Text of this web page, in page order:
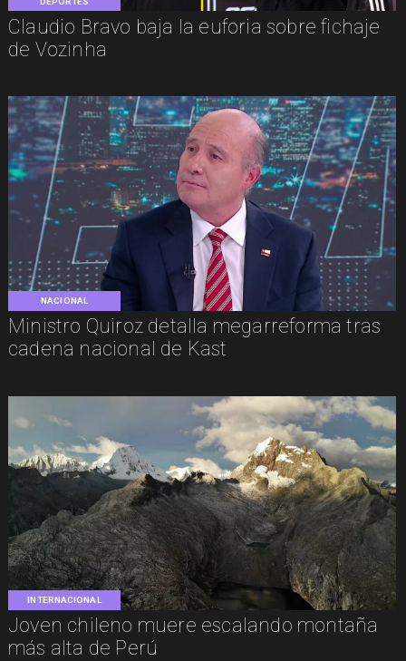
Claudio Bravo baja la euforia sobre fichaje
de Vozinha
NACIONAL
Ministro Quiroz detalla megarreforma tras
cadena nacional de Kast
INTERNACIONAL
Joven chileno muere escalando montaña
más alta de Perú